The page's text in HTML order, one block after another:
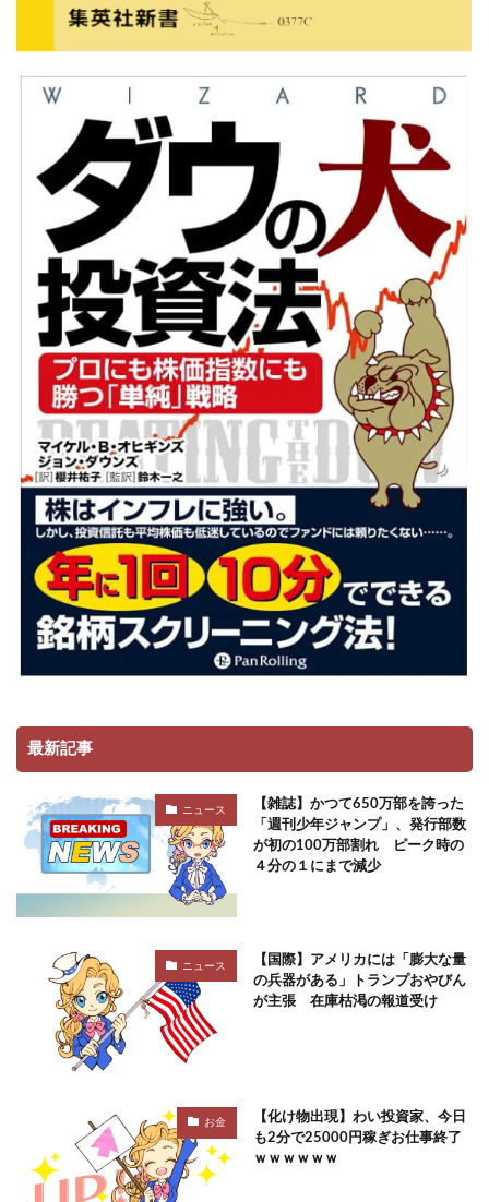
最新記事
ニュース
【雑誌】かつて650万部を誇った
「週刊少年ジャンプ」、発行部数
が初の100万部割れ ピーク時の
４分の１にまで減少
ニュース
【国際】アメリカには「膨大な量
の兵器がある」トランプおやびん
が主張 在庫枯渇の報道受け
お金
【化け物出現】わい投資家、今日
も2分で25000円稼ぎお仕事終了
ｗｗｗｗｗｗ